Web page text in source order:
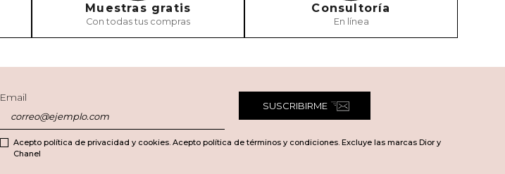
Muestras gratis
Con todas tus compras
Consultoría
En línea
Email
SUSCRIBIRME
Acepto política de privacidad y cookies. Acepto política de términos y condiciones. Excluye las marcas Dior y
Chanel